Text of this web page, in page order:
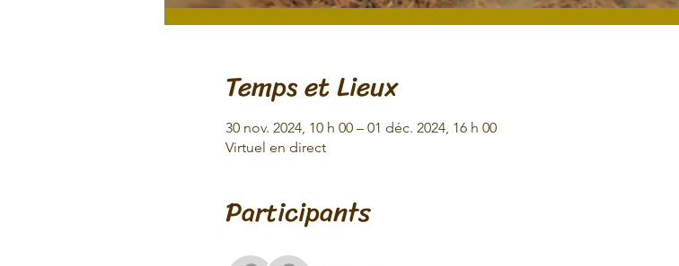
Temps et Lieux
30 nov. 2024, 10 h 00 – 01 déc. 2024, 16 h 00
Virtuel en direct
Participants